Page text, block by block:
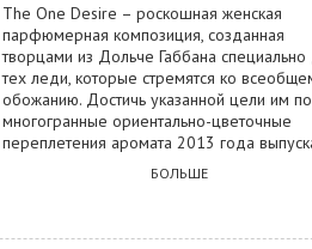
The One Desire – роскошная женская
парфюмерная композиция, созданная
творцами из Дольче Габбана специально
тех леди, которые стремятся ко
обожанию. Достичь указанной цели им
многогранные ориентально-цветочные
переплетения аромата 2013 года
Это невероятное манящее облако
БОЛЬШЕ